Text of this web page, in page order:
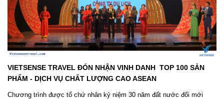
VIETSENSE TRAVEL ĐÓN NHẬN VINH DANH TOP 100 SẢN
PHẨM - DỊCH VỤ CHẤT LƯỢNG CAO ASEAN
Chương trình được tổ chứ nhân kỷ niệm 30 năm đất nước đổi mới